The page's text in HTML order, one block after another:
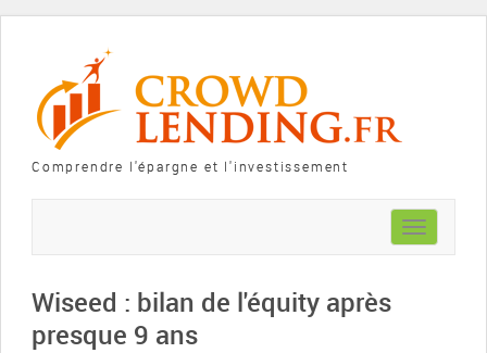
Comprendre l'épargne et l'investissement
Toggle
navigation
Wiseed : bilan de l'équity après
presque 9 ans